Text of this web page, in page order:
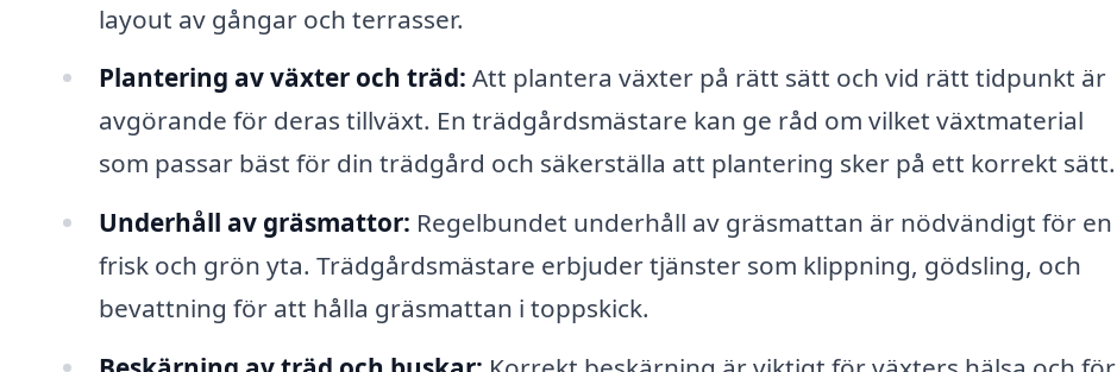
layout av gångar och terrasser.
Plantering av växter och träd: Att plantera växter på rätt sätt och vid rätt tidpunkt är
avgörande för deras tillväxt. En trädgårdsmästare kan ge råd om vilket växtmaterial
som passar bäst för din trädgård och säkerställa att plantering sker på ett korrekt sätt.
Underhåll av gräsmattor: Regelbundet underhåll av gräsmattan är nödvändigt för en
frisk och grön yta. Trädgårdsmästare erbjuder tjänster som klippning, gödsling, och
bevattning för att hålla gräsmattan i toppskick.